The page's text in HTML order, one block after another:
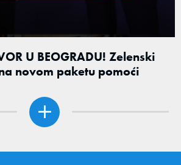
U BEOGRADU! Zelenski
novom paketu pomoći